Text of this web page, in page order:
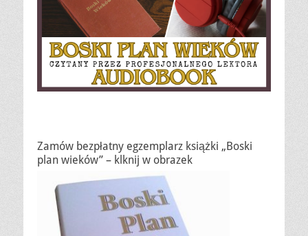
Zamów bezpłatny egzemplarz książki „Boski
plan wieków” – klknij w obrazek